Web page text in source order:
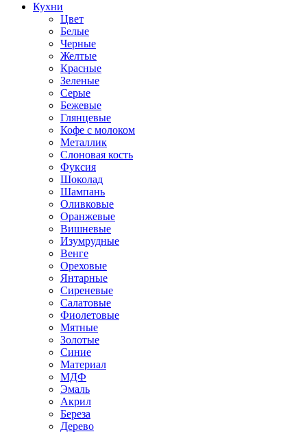
Кухни
Цвет
Белые
Черные
Желтые
Красные
Зеленые
Серые
Бежевые
Глянцевые
Кофе с молоком
Металлик
Слоновая кость
Фуксия
Шоколад
Шампань
Оливковые
Оранжевые
Вишневые
Изумрудные
Венге
Ореховые
Янтарные
Сиреневые
Салатовые
Фиолетовые
Мятные
Золотые
Синие
Материал
МДФ
Эмаль
Акрил
Береза
Дерево